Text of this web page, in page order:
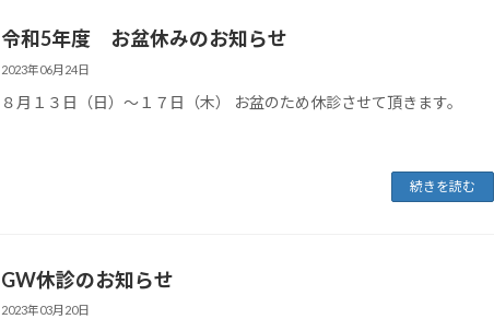
令和5年度 お盆休みのお知らせ
2023年06月24日
８月１３日（日）～１７日（木） お盆のため休診させて頂きます。
続きを読む
GW休診のお知らせ
2023年03月20日